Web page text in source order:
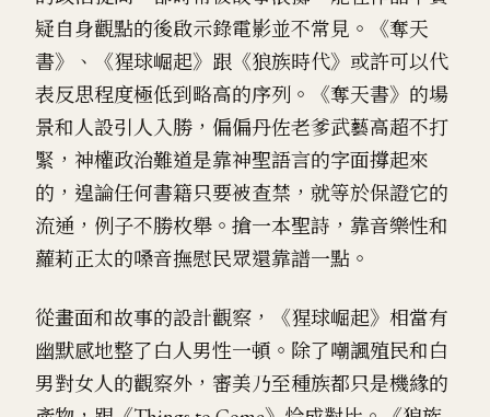
疑自身觀點的後啟示錄電影並不常見。《奪天
書》、《猩球崛起》跟《狼族時代》或許可以代
表反思程度極低到略高的序列。《奪天書》的場
景和人設引人入勝，偏偏丹佐老爹武藝高超不打
緊，神權政治難道是靠神聖語言的字面撐起來
的，遑論任何書籍只要被查禁，就等於保證它的
流通，例子不勝枚舉。搶一本聖詩，靠音樂性和
蘿莉正太的嗓音撫慰民眾還靠譜一點。
從畫面和故事的設計觀察，《猩球崛起》相當有
幽默感地整了白人男性一頓。除了嘲諷殖民和白
男對女人的觀察外，審美乃至種族都只是機緣的